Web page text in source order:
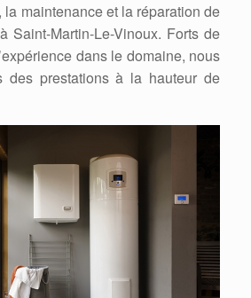
la maintenance et la réparation de
Saint-Martin-Le-Vinoux. Forts de
dans le domaine, nous
des prestations à la hauteur de